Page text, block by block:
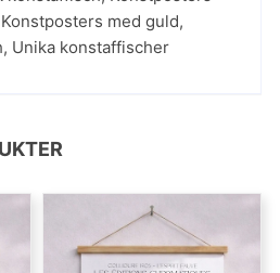
Konstposters med guld,
, Unika konstaffischer